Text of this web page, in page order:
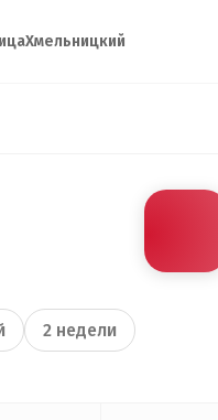
Хмельницкий
2 недели